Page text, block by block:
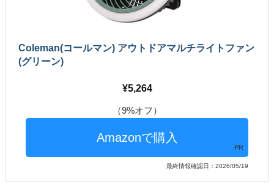
Coleman(コールマン) アウトドアマルチライトファン
(グリーン)
5,264
（9%オフ）
PR
最終情報確認日：2026/05/19